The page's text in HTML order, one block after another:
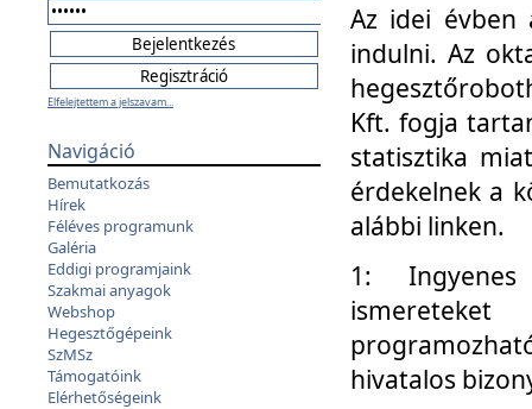
Elfelejtettem a jelszavam...
Navigáció
Bemutatkozás
Hírek
Féléves programunk
Galéria
Eddigi programjaink
Szakmai anyagok
Webshop
Hegesztőgépeink
SzMSz
Támogatóink
Elérhetőségeink
Az idei évben
indulni. Az
Kft. fogja
statisztika
érdekelnek a
alábbi linken.
1: Ingyenes
hivatalos